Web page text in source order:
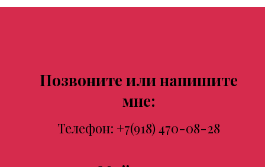
Позвоните или напишите
мне:
Телефон: +7(918) 470-08-28